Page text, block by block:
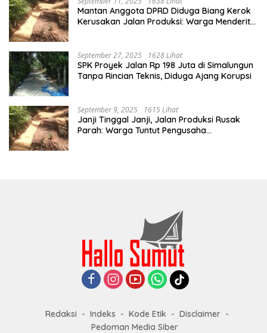
Mantan Anggota DPRD Diduga Biang Kerok
Kerusakan Jalan Produksi: Warga Menderita,
September 27, 2025 1628 Lihat
SPK Proyek Jalan Rp 198 Juta di Simalungun
Tanpa Rincian Teknis, Diduga Ajang Korupsi
September 9, 2025 1615 Lihat
Janji Tinggal Janji, Jalan Produksi Rusak
Parah: Warga Tuntut Pengusaha
Redaksi Indeks Kode Etik
Disclaimer
Pedoman Media Siber